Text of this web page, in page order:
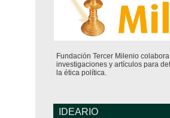
Fundación Tercer Milenio
investigaciones y artículos para
la ética política.
IDEARIO